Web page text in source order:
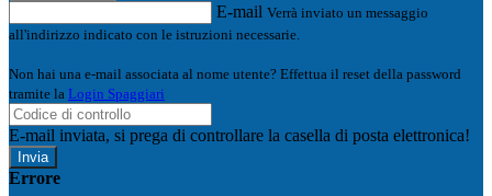
E-mail Verrà inviato un messaggio
all'indirizzo indicato con le istruzioni necessarie.
Non hai una e-mail associata al nome utente? Effettua il reset della password
tramite la Login Spaggiari
E-mail inviata, si prega di controllare la casella di posta elettronica!
Errore